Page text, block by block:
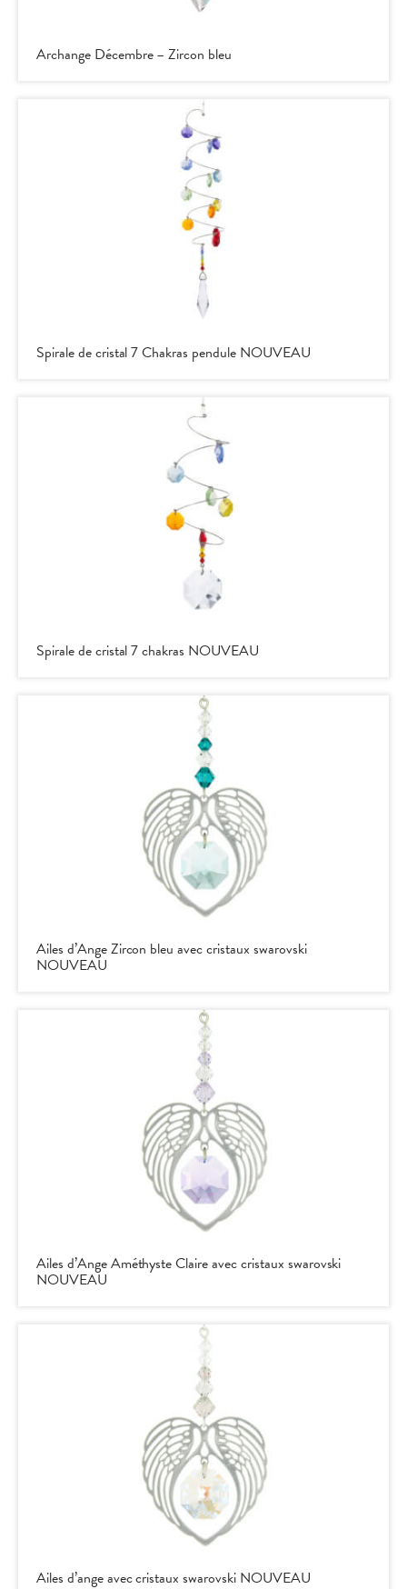
Archange Décembre – Zircon bleu
Spirale de cristal 7 Chakras pendule NOUVEAU
Spirale de cristal 7 chakras NOUVEAU
Ailes d’Ange Zircon bleu avec cristaux swarovski
NOUVEAU
Ailes d’Ange Améthyste Claire avec cristaux swarovski
NOUVEAU
Ailes d’ange avec cristaux swarovski NOUVEAU